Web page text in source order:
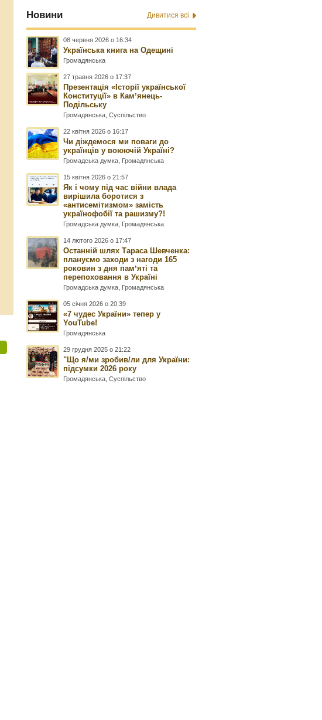
Новини Дивитися всі
08 червня 2026 о 16:34
Українська книга на Одещині
Громадянська
27 травня 2026 о 17:37
Презентація «Історії української
Конституції» в Камʼянець-
Подільську
Громадянська ,Суспільство
22 квітня 2026 о 16:17
Чи діждемося ми поваги до
українців у воюючій Україні?
Громадська думка Громадянська
15 квітня 2026 о 21:57
Як і чому під час війни влада
вирішила боротися з
«антисемітизмом» замість
українофобії та рашизму?!
Громадська думка Громадянська
14 лютого 2026 о 17:47
Останній шлях Тараса Шевченка:
плануємо заходи з нагоди 165
роковин з дня памʼяті та
перепоховання в Україні
Громадська думка Громадянська
05 січня 2026 о 20:39
«7 чудес України» тепер у
YouTube!
Громадянська
29 грудня 2025 о 21:22
"Що я/ми зробив/ли для України:
підсумки 2026 року
Громадянська ,Суспільство